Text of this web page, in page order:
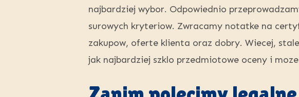
najbardziej wybor. Odpowiednio
surowych kryteriow. Zwracamy notatke na
zakupow, oferte klienta oraz dobry. Wiecej,
jak najbardziej szklo przedmiotowe oceny i